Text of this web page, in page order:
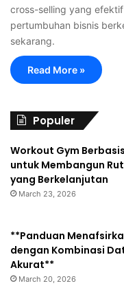
cross-selling yang
pertumbuhan bisnis
sekarang.
Read More »
Populer
Workout Gym
untuk Membangun
yang Berkelanjutan
March 23, 2026
**Panduan
dengan Kombinasi
Akurat**
March 20, 2026